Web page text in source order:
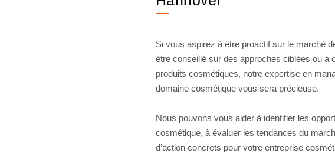
Si vous aspirez à être proactif sur le marché
être conseillé sur des approches ciblées ou à
produits cosmétiques, notre expertise en
domaine cosmétique vous sera précieuse.
Nous pouvons vous aider à identifier les
cosmétique, à évaluer les tendances du
d’action concrets pour votre entreprise